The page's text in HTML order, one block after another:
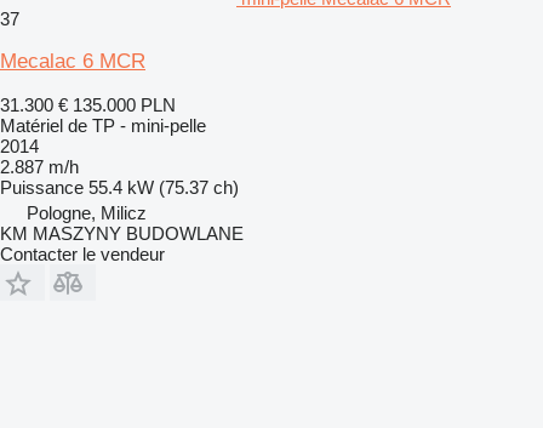
37
Mecalac 6 MCR
31.300 € 135.000 PLN
Matériel de TP - mini-pelle
2014
2.887 m/h
Puissance 55.4 kW (75.37 ch)
Pologne, Milicz
KM MASZYNY BUDOWLANE
Contacter le vendeur